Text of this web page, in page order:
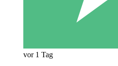
vor 1 Tag